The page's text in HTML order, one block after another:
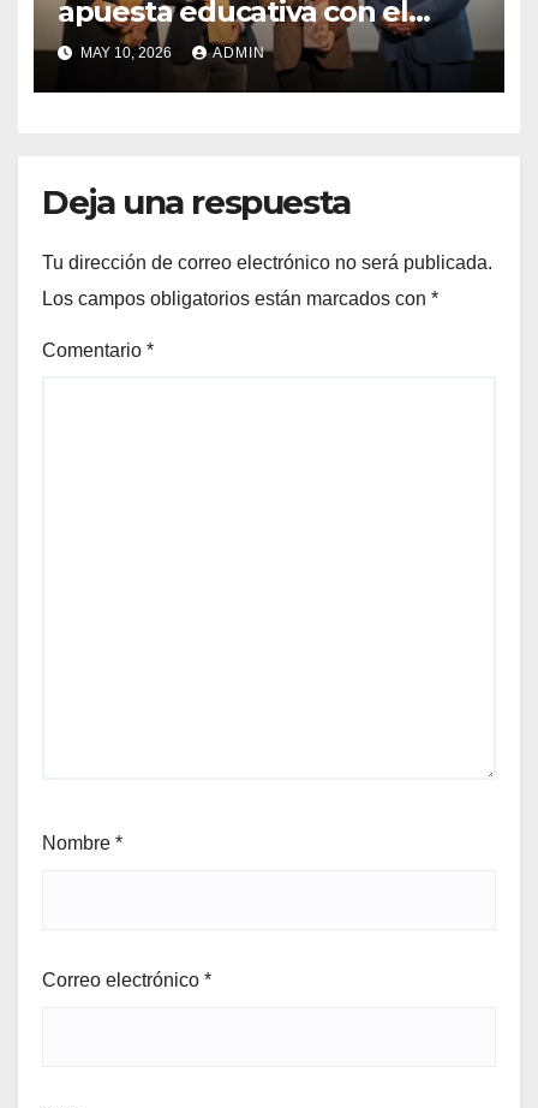
apuesta educativa con el
lanzamiento del
Preuniversitario Brotes 2026
MAY 10, 2026 ADMIN
Deja una respuesta
Tu dirección de correo electrónico no será publicada.
Los campos obligatorios están marcados con *
Comentario *
Nombre *
Correo electrónico *